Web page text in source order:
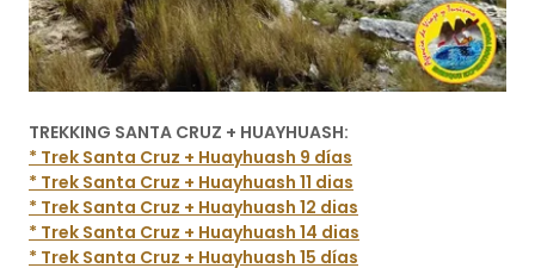
TREKKING SANTA CRUZ + HUAYHUASH:
* Trek Santa Cruz + Huayhuash 9 días
* Trek Santa Cruz + Huayhuash 11 dias
* Trek Santa Cruz + Huayhuash 12 dias
* Trek Santa Cruz + Huayhuash 14 dias
* Trek Santa Cruz + Huayhuash 15 días